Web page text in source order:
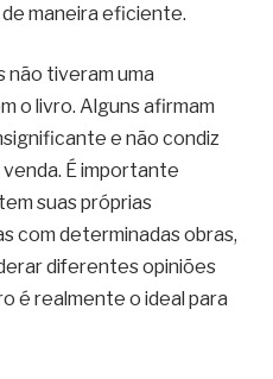
maneira eficiente.
tiveram uma
o livro. Alguns afirmam
e não condiz
É importante
suas próprias
com determinadas obras,
diferentes opiniões
é realmente o ideal para